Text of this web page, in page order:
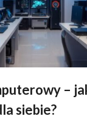
–
siebie?